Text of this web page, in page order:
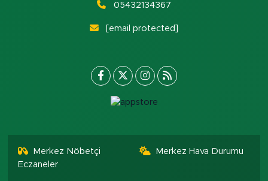
05432134367
[email protected]
Merkez Nöbetçi
Eczaneler
Merkez Hava Durumu